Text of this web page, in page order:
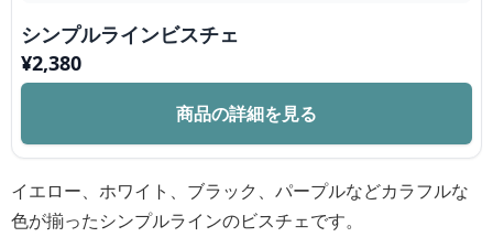
シンプルラインビスチェ
¥2,380
商品の詳細を見る
イエロー、ホワイト、ブラック、パープルなどカラフルな
色が揃ったシンプルラインのビスチェです。